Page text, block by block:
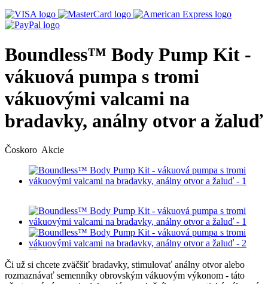
Boundless™ Body Pump Kit -
vákuová pumpa s tromi
vákuovými valcami na
bradavky, análny otvor a žaluď
Čoskoro Akcie
Či už si chcete zväčšiť bradavky, stimulovať análny otvor alebo
rozmaznávať semenníky obrovským vákuovým výkonom - táto